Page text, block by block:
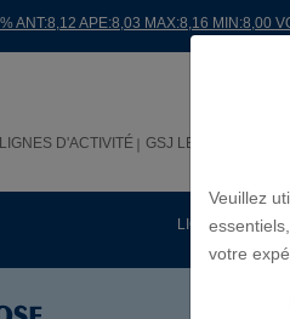
Veuillez
votre
ANT:8,12 APE:8,03 MAX:8,16 MIN:8,00
LIGNES D'ACTIVITÉ GSJ LE MONDE
LIGNES